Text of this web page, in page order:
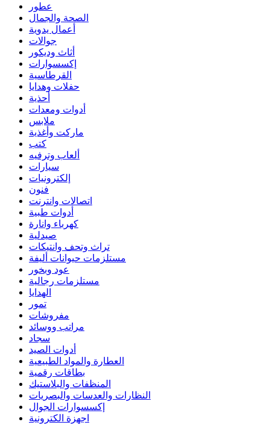
عطور
الصحة والجمال
أعمال يدوية
جوالات
أثاث وديكور
إكسسوارات
القرطاسية
حفلات وهدايا
أحذية
أدوات ومعدات
ملابس
ماركت وأغذية
كتب
ألعاب وترفيه
سيارات
إلكترونيات
فنون
اتصالات وانترنت
أدوات طبية
كهرباء وانارة
صيدلية
تراث وتحف وانتيكات
مستلزمات حيوانات أليفة
عود وبخور
مستلزمات رجالية
الهدايا
تمور
مفروشات
مراتب ووسائد
سجاد
أدوات الصيد
العطارة والمواد الطبيعية
بطاقات رقمية
المنظفات والبلاستيك
النظارات والعدسات والبصريات
إكسسوارات الجوال
اجهزة الكترونية